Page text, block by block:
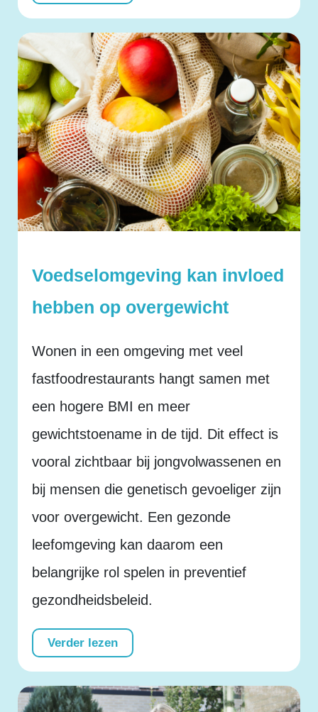
Voedselomgeving kan invloed
hebben op overgewicht
Wonen in een omgeving met veel
fastfoodrestaurants hangt samen met
een hogere BMI en meer
gewichtstoename in de tijd. Dit effect is
vooral zichtbaar bij jongvolwassenen en
bij mensen die genetisch gevoeliger zijn
voor overgewicht. Een gezonde
leefomgeving kan daarom een
belangrijke rol spelen in preventief
gezondheidsbeleid.
Verder lezen